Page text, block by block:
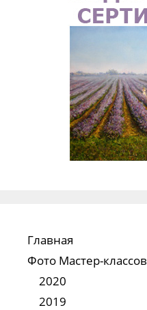
Главная
Фото Мастер-классов
2020
2019